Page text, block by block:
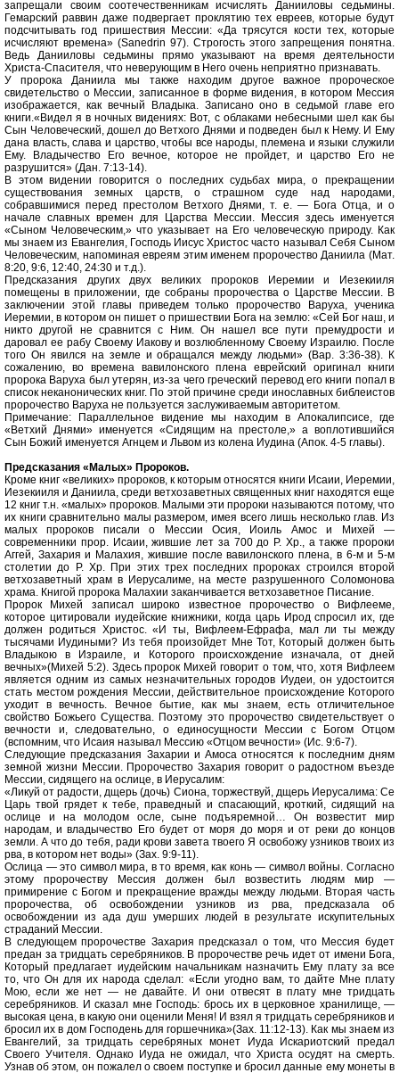
запрещали своим соотечественникам исчислять Данииловы седьмины.
Гемарский раввин даже подвергает проклятию тех евреев, которые будут
подсчитывать год пришествия Мессии: «Да трясутся кости тех, которые
исчисляют времена» (Sаnеdrin 97). Строгость этого запрещения понятна.
Ведь Данииловы седьмины прямо указывают на время деятельности
Христа-Спасителя, что неверующим в Него очень неприятно признавать.
У пророка Даниила мы также находим другое важное пророческое
свидетельство о Мессии, записанное в форме видения, в котором Мессия
изображается, как вечный Владыка. Записано оно в седьмой главе его
книги.«Видел я в ночных видениях: Вот, с облаками небесными шел как бы
Сын Человеческий, дошел до Ветхого Днями и подведен был к Нему. И Ему
дана власть, слава и царство, чтобы все народы, племена и языки служили
Ему. Владычество Его вечное, которое не пройдет, и царство Его не
разрушится» (Дан. 7:13-14).
В этом видении говорится о последних судьбах мира, о прекращении
существования земных царств, о страшном суде над народами,
собравшимися перед престолом Ветхого Днями, т. е. — Бога Отца, и о
начале славных времен для Царства Мессии. Мессия здесь именуется
«Сыном Человеческим,» что указывает на Его человеческую природу. Как
мы знаем из Евангелия, Господь Иисус Христос часто называл Себя Сыном
Человеческим, напоминая евреям этим именем пророчество Даниила (Мат.
8:20, 9:6, 12:40, 24:30 и т.д.).
Предсказания других двух великих пророков Иеремии и Иезекииля
помещены в приложении, где собраны пророчества о Царстве Мессии. В
заключении этой главы приведем только пророчество Варуха, ученика
Иеремии, в котором он пишет о пришествии Бога на землю: «Сей Бог наш, и
никто другой не сравнится с Ним. Он нашел все пути премудрости и
даровал ее рабу Своему Иакову и возлюбленному Своему Израилю. После
того Он явился на земле и обращался между людьми» (Вар. 3:36-38). К
сожалению, во времена вавилонского плена еврейский оригинал книги
пророка Варуха был утерян, из-за чего греческий перевод его книги попал в
список неканонических книг. По этой причине среди инославных библеистов
пророчество Варуха не пользуется заслуживаемым авторитетом.
Примечание: Параллельное видение мы находим в Апокалипсисе, где
«Ветхий Днями» именуется «Сидящим на престоле,» а воплотившийся
Сын Божий именуется Агнцем и Львом из колена Иудина (Апок. 4-5 главы).
Предсказания «Малых» Пророков.
Кроме книг «великих» пророков, к которым относятся книги Исаии, Иеремии,
Иезекииля и Даниила, среди ветхозаветных священных книг находятся еще
12 книг т.н. «малых» пророков. Малыми эти пророки называются потому, что
их книги сравнительно малы размером, имея всего лишь несколько глав. Из
малых пророков писали о Мессии Осия, Иоиль Амос и Михей —
современники прор. Исаии, жившие лет за 700 до Р. Хр., а также пророки
Аггей, Захария и Малахия, жившие после вавилонского плена, в 6-м и 5-м
столетии до Р. Хр. При этих трех последних пророках строился второй
ветхозаветный храм в Иерусалиме, на месте разрушенного Соломонова
храма. Книгой пророка Малахии заканчивается ветхозаветное Писание.
Пророк Михей записал широко известное пророчество о Вифлееме,
которое цитировали иудейские книжники, когда царь Ирод спросил их, где
должен родиться Христос. «И ты, Вифлеем-Ефрафа, мал ли ты между
тысячами Иудиными? Из тебя произойдет Мне Тот, Который должен быть
Владыкою в Израиле, и Которого происхождение изначала, от дней
вечных»(Михей 5:2). Здесь пророк Михей говорит о том, что, хотя Вифлеем
является одним из самых незначительных городов Иудеи, он удостоится
стать местом рождения Мессии, действительное происхождение Которого
уходит в вечность. Вечное бытие, как мы знаем, есть отличительное
свойство Божьего Существа. Поэтому это пророчество свидетельствует о
вечности и, следовательно, о единосущности Мессии с Богом Отцом
(вспомним, что Исаия называл Мессию «Отцом вечности» (Ис. 9:6-7).
Следующие предсказания Захарии и Амоса относятся к последним дням
земной жизни Мессии. Пророчество Захария говорит о радостном въезде
Мессии, сидящего на ослице, в Иерусалим:
«Ликуй от радости, дщерь (дочь) Сиона, торжествуй, дщерь Иерусалима: Се
Царь твой грядет к тебе, праведный и спасающий, кроткий, сидящий на
ослице и на молодом осле, сыне подъяремной… Он возвестит мир
народам, и владычество Его будет от моря до моря и от реки до концов
земли. А что до тебя, ради крови завета твоего Я освобожу узников твоих из
рва, в котором нет воды» (Зах. 9:9-11).
Ослица — это символ мира, в то время, как конь — символ войны. Согласно
этому пророчеству Мессия должен был возвестить людям мир —
примирение с Богом и прекращение вражды между людьми. Вторая часть
пророчества, об освобождении узников из рва, предсказала об
освобождении из ада душ умерших людей в результате искупительных
страданий Мессии.
В следующем пророчестве Захария предсказал о том, что Мессия будет
предан за тридцать серебряников. В пророчестве речь идет от имени Бога,
Который предлагает иудейским начальникам назначить Ему плату за все
то, что Он для их народа сделал: «Если угодно вам, то дайте Мне плату
Мою, если же нет — не давайте. И они отвесят в плату мне тридцать
серебряников. И сказал мне Господь: брось их в церковное хранилище, —
высокая цена, в какую они оценили Меня! И взял я тридцать серебряников и
бросил их в дом Господень для горшечника»(Зах. 11:12-13). Как мы знаем из
Евангелий, за тридцать серебряных монет Иуда Искариотский предал
Своего Учителя. Однако Иуда не ожидал, что Христа осудят на смерть.
Узнав об этом, он пожалел о своем поступке и бросил данные ему монеты в